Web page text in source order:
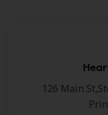
126 Main